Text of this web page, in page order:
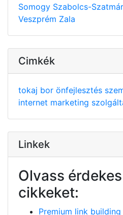
Somogy Szabolcs-
Veszprém Zala
Cimkék
tokaj bor önfejlesztés
internet marketing
Linkek
Olvass
cikkeket:
Premium link building